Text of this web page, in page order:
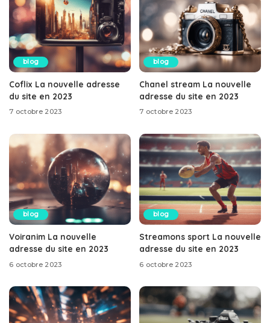
blog
Coflix La nouvelle adresse
du site en 2023
7 octobre 2023
blog
Chanel stream La nouvelle
adresse du site en 2023
7 octobre 2023
blog
Voiranim La nouvelle
adresse du site en 2023
6 octobre 2023
blog
Streamons sport La nouvelle
adresse du site en 2023
6 octobre 2023